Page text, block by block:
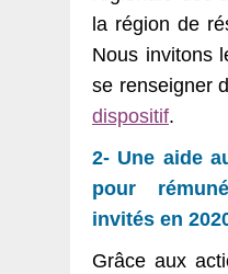
la région de
Nous invitons
se renseigner
dispositif.
2- Une aide
pour
invités en
Grâce aux